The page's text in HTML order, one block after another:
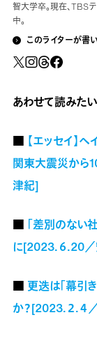
智大学卒。現在、TBS
中。
このライターが書
あわせて読みたい
■ 【エッセイ】
関東大震災から
津紀]
■ 「差別のない
に[2023.６.20
■ 更迭は「幕引
か？[2023.２.４